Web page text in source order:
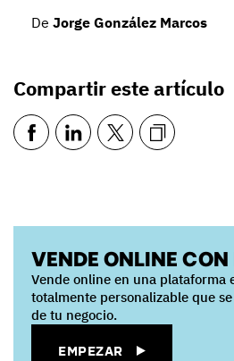
De Jorge González Marcos
Compartir este artículo
VENDE ONLINE CON
Vende online en una plataforma
totalmente personalizable que
de tu negocio.
EMPEZAR